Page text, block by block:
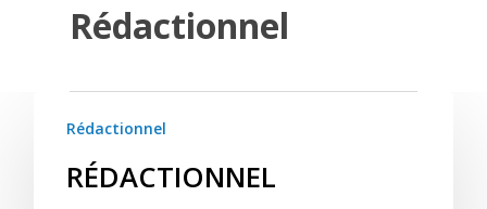
Rédactionnel
Rédactionnel
RÉDACTIONNEL